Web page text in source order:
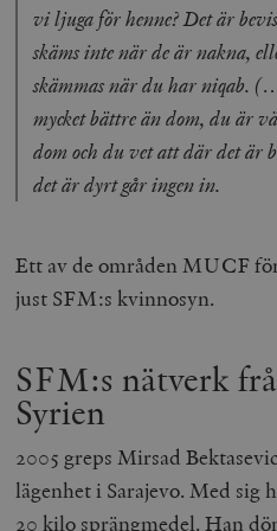
vi ljuga för henne? Det är
skäms inte när de är nakna,
skämmas när du har niqab.
mycket bättre än dom, du är
dom och du vet att där det
det är dyrt går ingen in.
Ett av de områden MUCF
just SFM:s kvinnosyn.
SFM:s nätverk
Syrien
2005 greps Mirsad
lägenhet i Sarajevo. Med sig
20 kilo sprängmedel. Han